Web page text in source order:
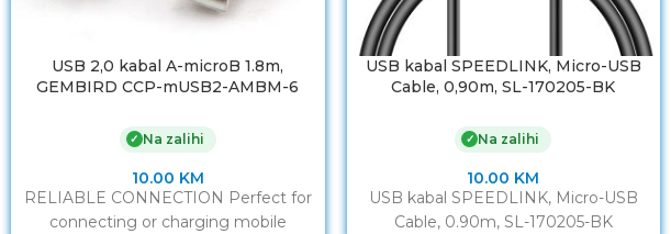
USB 2,0 kabal A-microB 1.8m,
GEMBIRD CCP-mUSB2-AMBM-6
✓ Na zalihi
10.00 KM
RELIABLE CONNECTION Perfect for
connecting or charging mobile
USB kabal SPEEDLINK, Micro-USB
Cable, 0,90m, SL-170205-BK
✓ Na zalihi
10.00 KM
USB kabal SPEEDLINK, Micro-USB
Cable, 0.90m, SL-170205-BK